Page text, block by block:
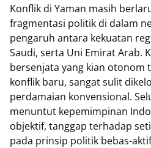
Konflik di Yaman masih
fragmentasi politik di dalam
pengaruh antara kekuatan
Saudi, serta Uni Emirat Arab.
bersenjata yang kian otonom
konflik baru, sangat sulit
perdamaian konvensional.
menuntut kepemimpinan
objektif, tanggap terhadap
pada prinsip politik bebas-